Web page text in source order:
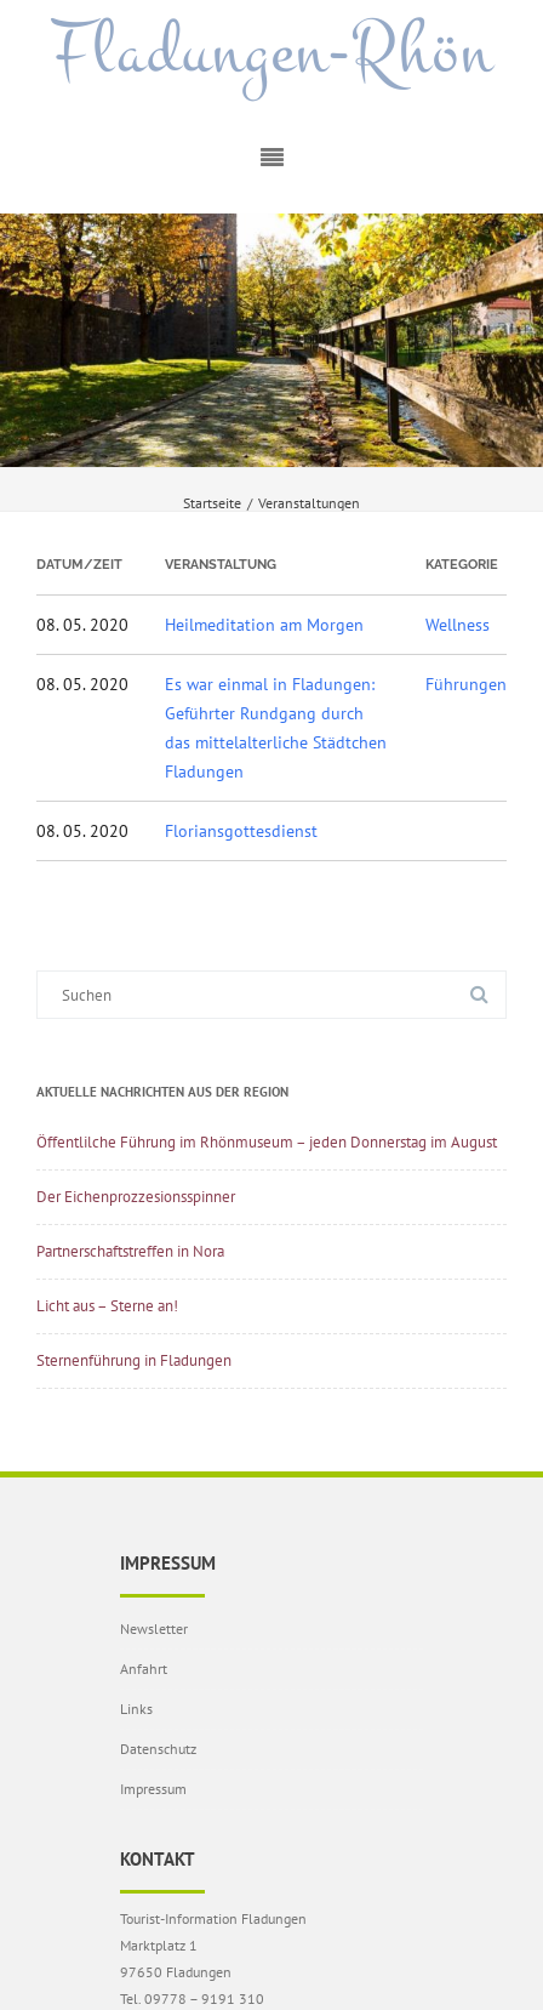
Fladungen-Rhön
Startseite / Veranstaltungen
DATUM/ZEIT VERANSTALTUNG KATEGORIE
08. 05. 2020 Heilmeditation am Morgen Wellness
08. 05. 2020
Es war einmal in Fladungen:
Geführter Rundgang durch
das mittelalterliche Städtchen
Fladungen
Führungen
08. 05. 2020 Floriansgottesdienst
AKTUELLE NACHRICHTEN AUS DER REGION
Öffentlilche Führung im Rhönmuseum – jeden Donnerstag im August
Der Eichenprozzesionsspinner
Partnerschaftstreffen in Nora
Licht aus – Sterne an!
Sternenführung in Fladungen
IMPRESSUM
Newsletter
Anfahrt
Links
Datenschutz
Impressum
KONTAKT
Tourist-Information Fladungen
Marktplatz 1
97650 Fladungen
Tel. 09778 – 9191 310